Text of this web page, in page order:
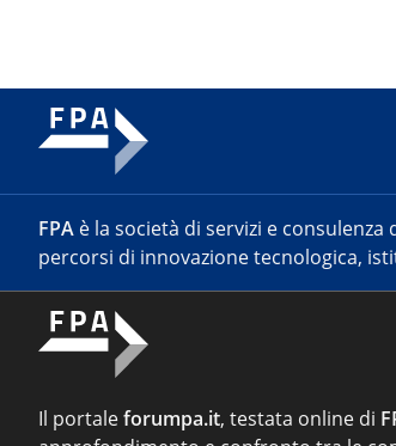
FPA è la società di servizi e consulenza
percorsi di innovazione tecnologica,
Il portaleforumpa.it, testata online di